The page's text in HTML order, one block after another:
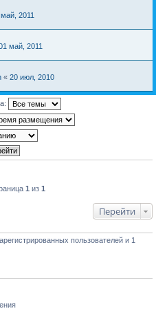
2011
май, 2011
« 20 июл, 2010
1 из 1
Перейти
пользователей и 1